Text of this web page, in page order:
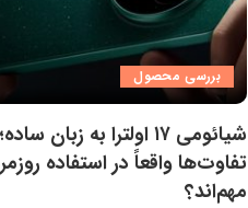
بررسی محصول
شیائومی ۱۷ اولترا به زبان
تفاوت‌ها واقعاً در استفاده
مهم‌اند؟